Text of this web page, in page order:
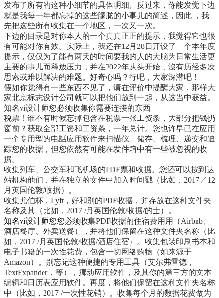
发布了所有的这种小细节的具体明细。反过来，你能发觉下边
就是我每一年都忘掉的这些朦胧的小事儿的简述，因此 ，我
先把这些所有收集在一个地区，一次又一次。
下边的目录是对你本人的一个真真正正的提示，我觉得它也很
有可能对你有效。实际上，我还在12月28日开设了一个本年度
提示，仅仅为了能有两天的時间要我的人的大脑为日常生活更
主要的事儿而释放压力，并在2022年从头开始，沒有历经多次
思索或难以解决的难题。好奇心吗？行吧，大家深潜吧！
假如你觉得有一些东西不见了，请在评价中提醒大家，那样大
家北京标志设计公司 就可以把他们放到一起，从这当中获益。
知名vi设计师您必须收集你需要连接的东西
税票！谁不有时候忘掉包含在税票一张工资条，大部分把钱扔
窗前？获取全部工资和工资条，一年总计。您也许早已在应用
一个专用型的电話应用软件来扫描仪、储存、梳理、递交和追
踪您的收据，但您依然有可能在发件箱中有一些被忽视的收
据。
收集列车、公交车和飞机场的PDF票和收据。您还可以按到达
站机构他们，并在独立的文件中加入时间戳（比如，2017／12
月英国伦敦/收据）。
收集尤伯杯，Lyft，好和别的PDF收据，并存放在这种文件夹
名称及其（比如，2017 /月英国伦敦/收据/的士）。
知名vi设计师您您必须收集PDF收据的住宿费用用（Airbnb、
酒店餐厅、外卖送餐），并将他们保留在这种文件夹名称（比
如，2017 /月英国伦敦/收据/酒店住宿）。收集包装印刷书本和
电子书籍的一次性花费，包含一切网络购物（如来源于
Amazon）。别忘记这种便捷的专用工具（艾尔弗雷德，
TextExpander，等），挪动应用软件，及其你的第三方的文本
编辑和日历表应用软件。再度，将他们保留在这种文件夹名称
中（比如，2017 /一次性花销）。收集每个月的数据花费做为